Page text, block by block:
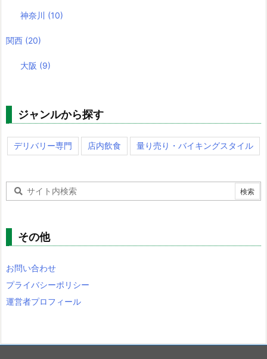
神奈川 (10)
関西 (20)
大阪 (9)
ジャンルから探す
デリバリー専門 店内飲食 量り売り・バイキングスタイル
その他
お問い合わせ
プライバシーポリシー
運営者プロフィール